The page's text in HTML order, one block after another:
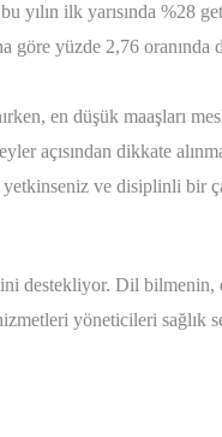
yılın ilk yarısında %28
göre yüzde 2,76 oranında
en düşük maaşları
açısından dikkate
ve disiplinli bir
destekliyor. Dil bilmenin,
hizmetleri yöneticileri